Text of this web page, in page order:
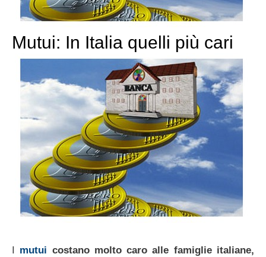
Mutui: In Italia quelli più cari
mutui costano molto caro alle famiglie italiane,